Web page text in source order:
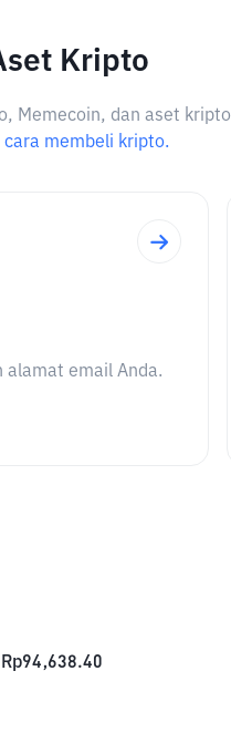
Kripto
Memecoin, dan aset
membeli kripto.
alamat email Anda.
Rp94,638.40